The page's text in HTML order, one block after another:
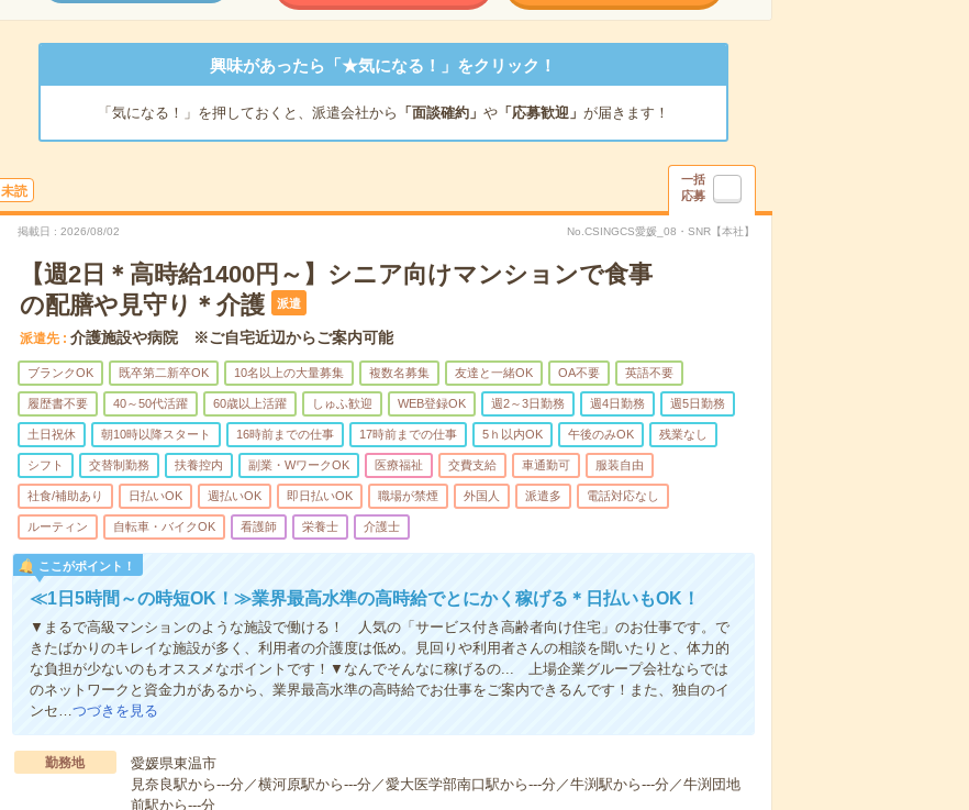
興味があったら「★気になる！」をクリック！
「気になる！」を押しておくと、派遣会社から 「面談確約」 や「応募歓迎」 が届きます！
未読
一括
応募
掲載日 2026/08/02 No.CSINGCS愛媛_08・SNR【本社】
【週2日＊高時給1400円～】シニア向けマンションで食事
の配膳や見守り＊介護
派遣
派遣先 介護施設や病院 ※ご自宅近辺からご案内可能
ブランクOK 既卒第二新卒OK 10名以上の大量募集 複数名募集 友達と一緒OK OA不要 英語不要
履歴書不要 40～50代活躍 60歳以上活躍 しゅふ歓迎 WEB登録OK 週2～3日勤務 週4日勤務 週5日勤務
土日祝休 朝10時以降スタート 16時前までの仕事 17時前までの仕事 5ｈ以内OK 午後のみOK 残業なし
シフト 交替制勤務 扶養控内 副業・WワークOK 医療福祉 交費支給 車通勤可 服装自由
社食/補助あり 日払いOK 週払いOK 即日払いOK 職場が禁煙 外国人 派遣多 電話対応なし
ルーティン 自転車・バイクOK 看護師 栄養士 介護士
ここがポイント！
≪1日5時間～の時短OK！≫業界最高水準の高時給でとにかく稼げる＊日払いもOK！
▼まるで高級マンションのような施設で働ける！ 人気の「サービス付き高齢者向け住宅」のお仕事です。で
きたばかりのキレイな施設が多く、利用者の介護度は低め。見回りや利用者さんの相談を聞いたりと、体力的
な負担が少ないのもオススメなポイントです！▼なんでそんなに稼げるの... 上場企業グループ会社ならでは
のネットワークと資金力があるから、業界最高水準の高時給でお仕事をご案内できるんです！また、独自のイ
ンセ…つづきを見る
勤務地
愛媛県東温市
見奈良駅から---分／横河原駅から---分／愛大医学部南口駅から---分／牛渕駅から---分／牛渕団地
前駅から---分